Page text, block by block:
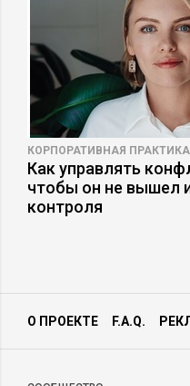
КОРПОРАТИВНАЯ ПРАКТИКА
Как управлять
чтобы он не вышел
контроля
О ПРОЕКТЕ F.A.Q.